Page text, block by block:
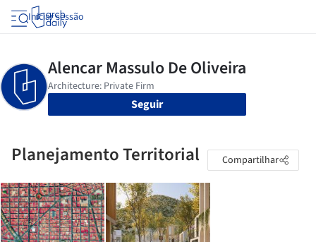
Iniciar sessão
Seguir
Planejamento Territorial Compartilhar